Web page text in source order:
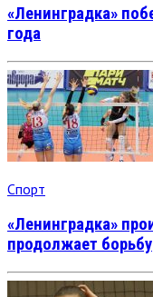
«Ленинградка»
года
Спорт
«Ленинградка»
продолжает борьбу